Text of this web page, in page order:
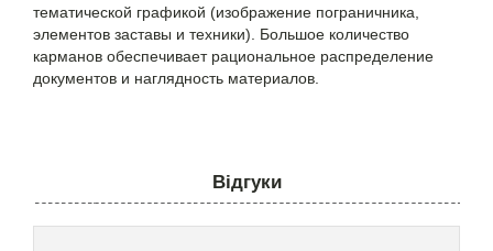
тематической графикой (изображение пограничника,
элементов заставы и техники). Большое количество
карманов обеспечивает рациональное распределение
документов и наглядность материалов.
Відгуки